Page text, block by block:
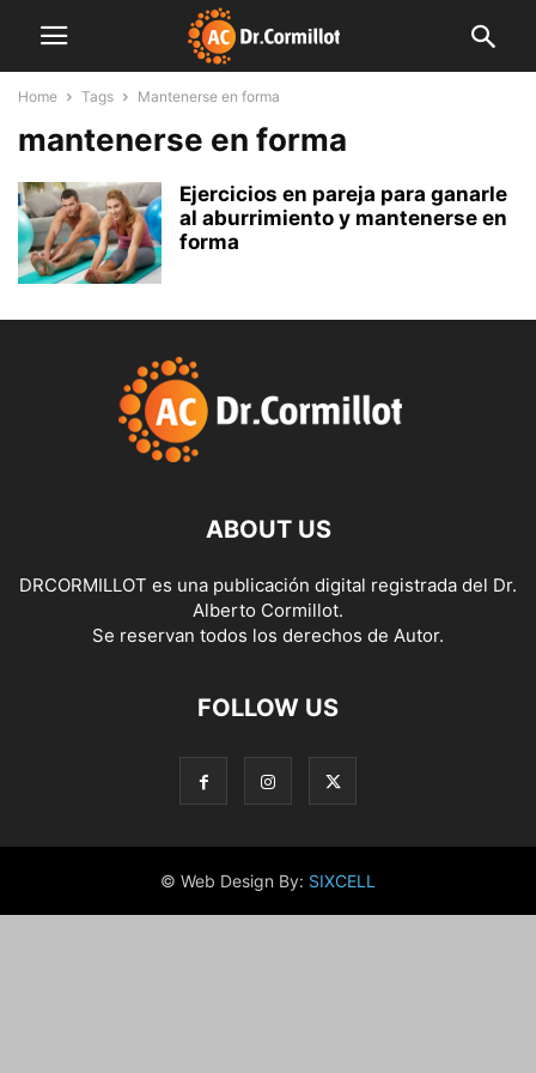
Home Tags Mantenerse en forma
mantenerse en forma
Ejercicios en pareja para ganarle
al aburrimiento y mantenerse en
forma
ABOUT US
DRCORMILLOT es una publicación digital registrada del Dr.
Alberto Cormillot.
Se reservan todos los derechos de Autor.
FOLLOW US
© Web Design By: SIXCELL